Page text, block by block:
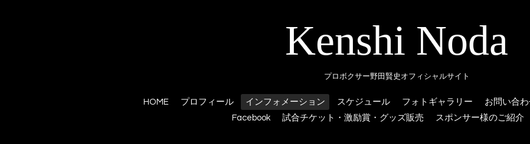
Kenshi Noda
プロボクサー野田賢史オフィシャルサイト
HOME プロフィール インフォメーション スケジュール フォトギャラリー お問い合
Facebook
試合チケット・激励賞・グッズ販売 スポンサー様のご紹介